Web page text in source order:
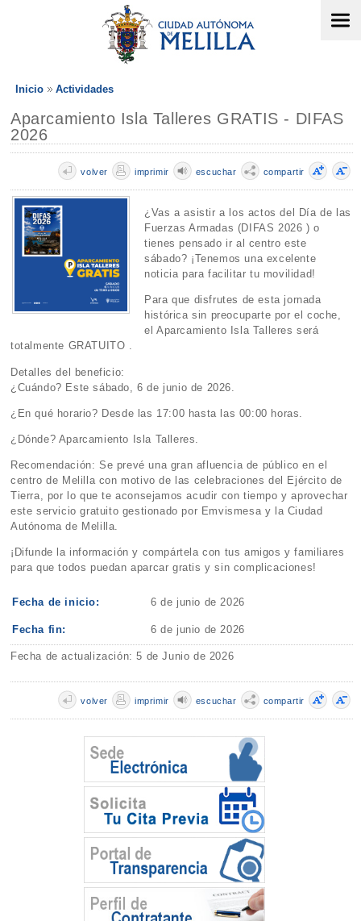
Inicio Actividades
Aparcamiento Isla Talleres GRATIS - DIFAS
2026
compartir
escuchar
imprimir
volver
¿Vas a asistir a los actos del Día de las
Fuerzas Armadas (DIFAS 2026 ) o
tienes pensado ir al centro este
sábado? ¡Tenemos una excelente
noticia para facilitar tu movilidad!
Para que disfrutes de esta jornada
histórica sin preocuparte por el coche,
el Aparcamiento Isla Talleres será
totalmente GRATUITO .
Detalles del beneficio:
¿Cuándo? Este sábado, 6 de junio de 2026.
¿En qué horario? Desde las 17:00 hasta las 00:00 horas.
¿Dónde? Aparcamiento Isla Talleres.
Recomendación: Se prevé una gran afluencia de público en el
centro de Melilla con motivo de las celebraciones del Ejército de
Tierra, por lo que te aconsejamos acudir con tiempo y aprovechar
este servicio gratuito gestionado por Emvismesa y la Ciudad
Autónoma de Melilla.
¡Difunde la información y compártela con tus amigos y familiares
para que todos puedan aparcar gratis y sin complicaciones!
Fecha de inicio: 6 de junio de 2026
Fecha fin: 6 de junio de 2026
Fecha de actualización: 5 de Junio de 2026
compartir
escuchar
imprimir
volver